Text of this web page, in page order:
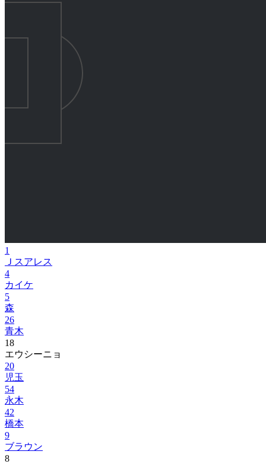
1
Ｊスアレス
4
カイケ
5
森
26
青木
18
エウシーニョ
20
児玉
54
永木
42
橋本
9
ブラウン
8